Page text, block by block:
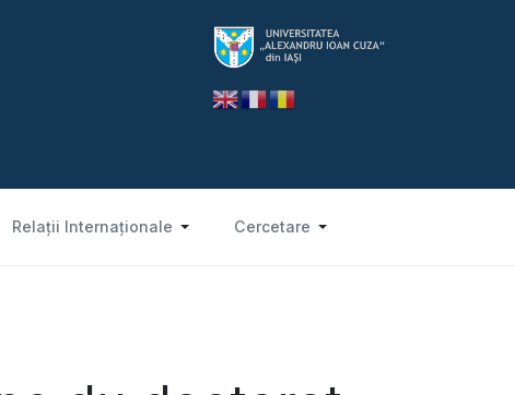
Relații Internaționale Cercetare